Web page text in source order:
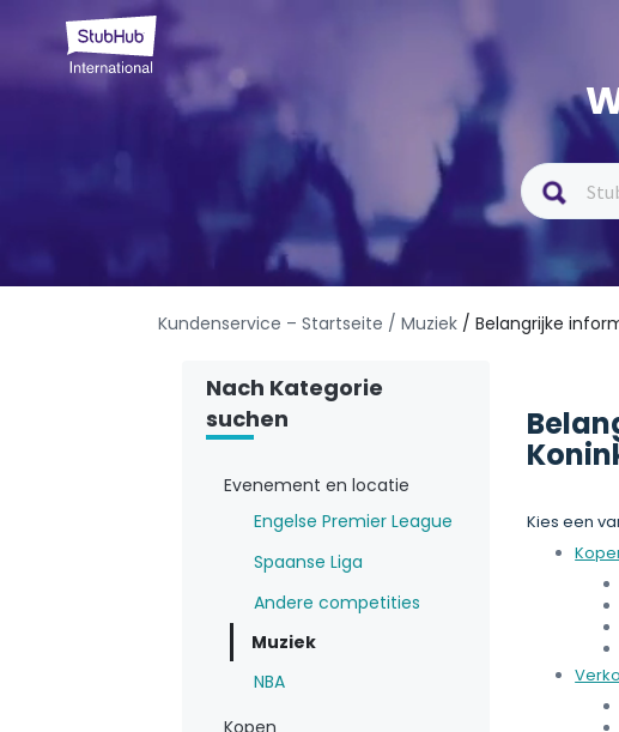
Kundenservice – Startseite / Muziek / Belangrijke
Nach Kategorie
suchen
Evenement en locatie
Engelse Premier League
Spaanse Liga
Andere competities
Muziek
NBA
Kies een